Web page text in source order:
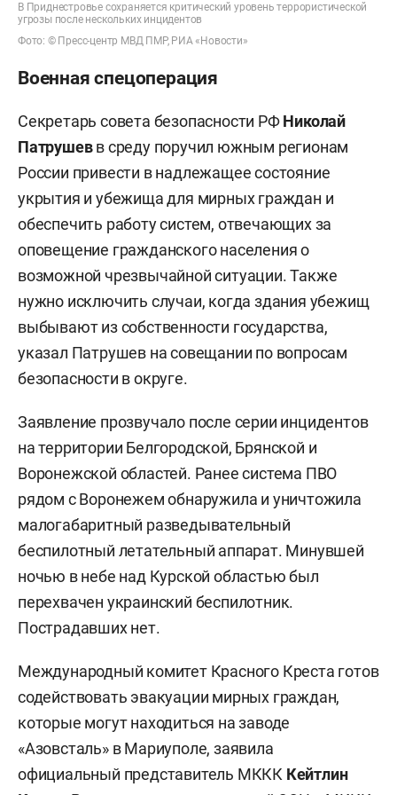
В Приднестровье сохраняется критический уровень террористической
угрозы после нескольких инцидентов
Фото: © Пресс-центр МВД ПМР, РИА «Новости»
Военная спецоперация
Секретарь совета безопасности РФНиколай
Патрушевв среду поручил южным регионам
России привести в надлежащее состояние
укрытия и убежища для мирных граждан и
обеспечить работу систем, отвечающих за
оповещение гражданского населения о
возможной чрезвычайной ситуации. Также
нужно исключить случаи, когда здания убежищ
выбывают из собственности государства,
указал Патрушев на совещании по вопросам
безопасности в округе.
Заявление прозвучало после серии инцидентов
на территории Белгородской, Брянской и
Воронежской областей. Ранее система ПВО
рядом с Воронежем обнаружила и уничтожила
малогабаритный разведывательный
беспилотный летательный аппарат. Минувшей
ночью в небе над Курской областью был
перехвачен украинский беспилотник.
Пострадавших нет.
Международный комитет Красного Креста готов
содействовать эвакуации мирных граждан,
которые могут находиться на заводе
«Азовсталь» в Мариуполе, заявила
официальный представитель МККК Кейтлин